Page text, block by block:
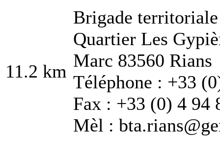
11.2 km
Brigade
Quartier Les
Marc 83560 Rians
Téléphone : +33
Fax : +33 (0) 4 94
Mèl :